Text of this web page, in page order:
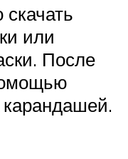
или
После